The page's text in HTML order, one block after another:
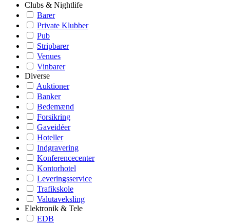
Clubs & Nightlife
Barer
Private Klubber
Pub
Stripbarer
Venues
Vinbarer
Diverse
Auktioner
Banker
Bedemænd
Forsikring
Gaveidéer
Hoteller
Indgravering
Konferencecenter
Kontorhotel
Leveringsservice
Trafikskole
Valutaveksling
Elektronik & Tele
EDB